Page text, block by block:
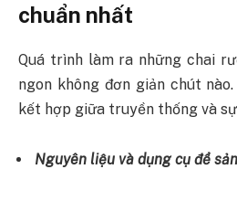
chuẩn nhất
Quá trình làm ra những chai
ngon không đơn giản chút
kết hợp giữa truyền thống và
Nguyên liệu và dụng cụ để